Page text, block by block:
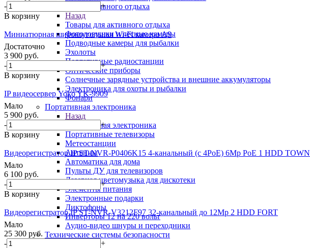
Товары для активного отдыха
Назад
Товары для активного отдыха
Фотоловушки и лесные камеры
Подводные камеры для рыбалки
Эхолоты
Портативные радиостанции
Оптические приборы
Солнечные зарядные устройства и внешние аккумуляторы
Электроника для охоты и рыбалки
Фонари
Портативная электроника
Назад
Портативная электроника
Портативные телевизоры
Метеостанции
Антенны
Автоматика для дома
Пульты ДУ для телевизоров
Лазерная цветомузыка для дискотеки
Элементы питания
Электронные подарки
Диктофоны
Инверторы 12 на 220 вольт
Аудио-видео шнуры и переходники
Технические системы безопасности
-
+
В корзину
Миниатюрная широкоугольная Wi-Fi камера A9
Достаточно
3 900 руб.
-
+
В корзину
IP видеосервер Yoko YK-9909
Мало
5 900 руб.
-
+
В корзину
Видеорегистратор IP ST-NVR-P0406K15 4-канальный (с 4PoE) 6Mp PoE 1 HDD TOWN
Мало
6 100 руб.
-
+
В корзину
Видеорегистратор IP ST-NVR-V3212F97 32-канальный до 12Mp 2 HDD FORT
Мало
25 300 руб.
-
+